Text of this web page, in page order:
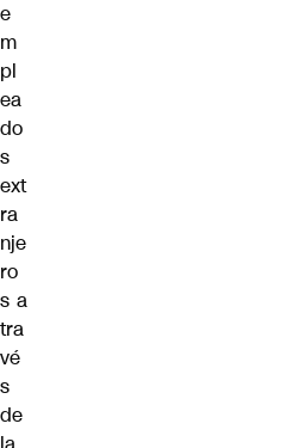
e
m
pl
ea
do
s
ext
ra
nje
ro
s a
tra
vé
s
de